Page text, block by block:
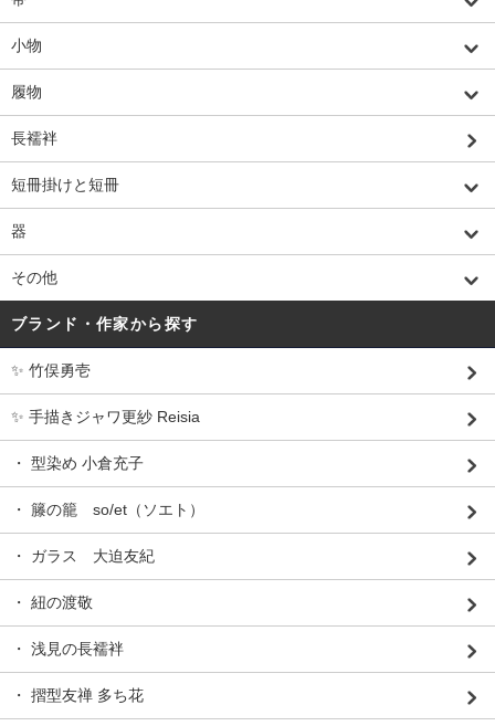
小物
履物
長襦袢
短冊掛けと短冊
器
その他
ブランド・作家から探す
✨ 竹俣勇壱
✨ 手描きジャワ更紗 Reisia
・ 型染め 小倉充子
・ 籐の籠 so/et（ソエト）
・ ガラス 大迫友紀
・ 紐の渡敬
・ 浅見の長襦袢
・ 摺型友禅 多ち花